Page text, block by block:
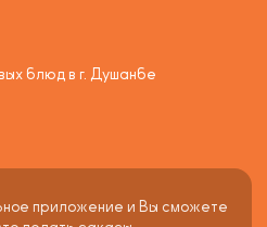
блюд в г. Душанбе
приложение и Вы сможете